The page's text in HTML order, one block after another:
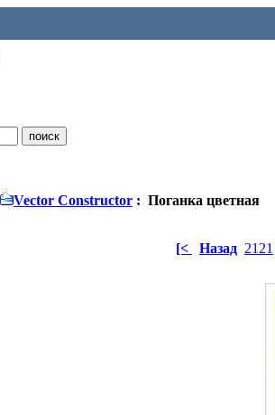
Vector Constructor : Поганка цветная
[< Назад 2121